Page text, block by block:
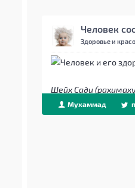
Человек
Здоровье и
Шейх Сади
Мухаммад